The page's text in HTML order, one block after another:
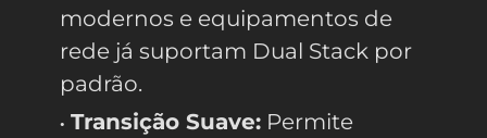
modernos e equipamentos de
rede já suportam Dual Stack por
padrão.
Transição Suave: Permite